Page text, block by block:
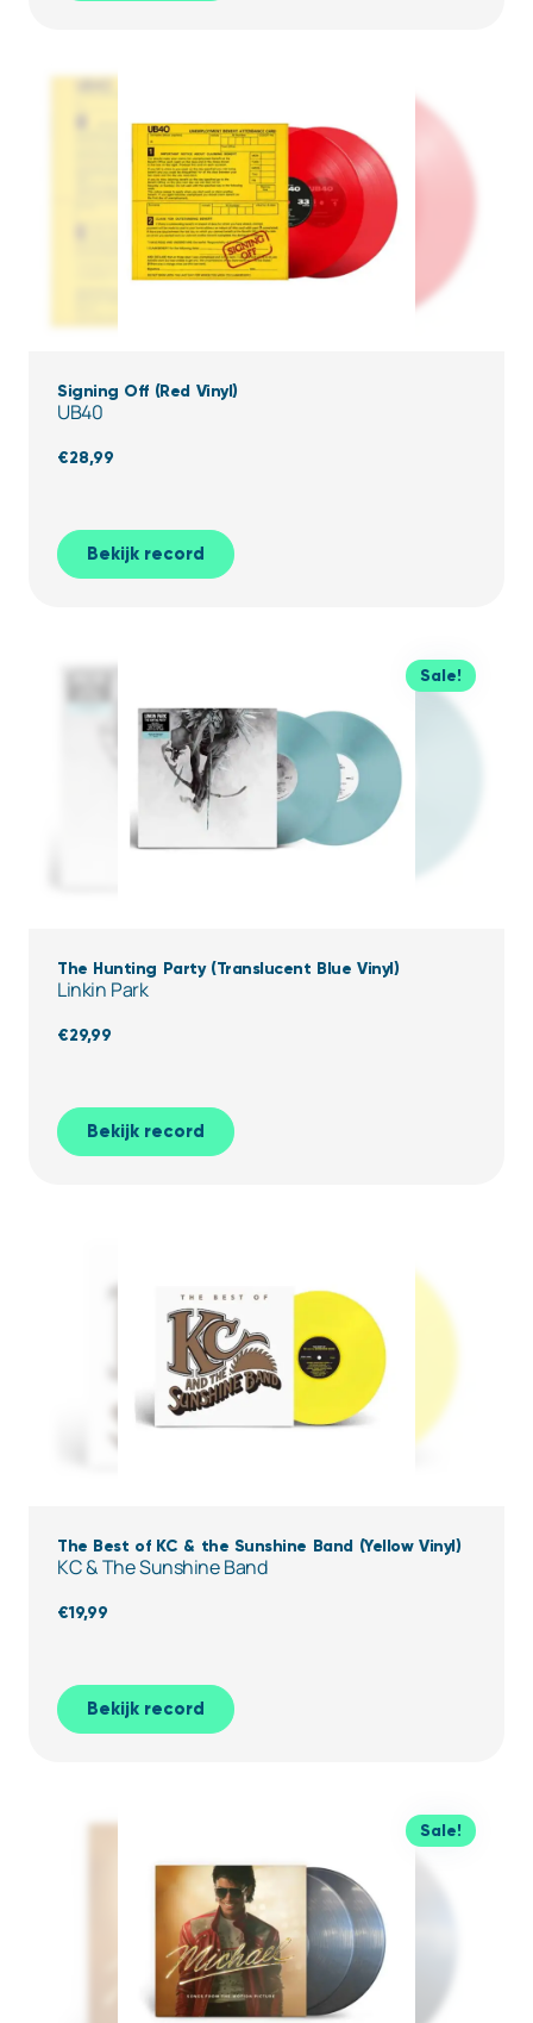
Signing Off (Red Vinyl)
UB40
€28,99
Bekijk record
Sale!
The Hunting Party (Translucent Blue Vinyl)
Linkin Park
€29,99
Bekijk record
The Best of KC & the Sunshine Band (Yellow Vinyl)
KC & The Sunshine Band
€19,99
Bekijk record
Sale!